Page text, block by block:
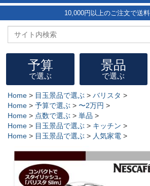
10,000円以上のご注文で送
予算
で選ぶ
景品
で選ぶ
Home > 目玉景品で選ぶ > バリスタ >
Home > 予算で選ぶ > 〜2万円 >
Home > 点数で選ぶ > 単品 >
Home > 目玉景品で選ぶ > キッチン >
Home > 目玉景品で選ぶ > 人気家電 >